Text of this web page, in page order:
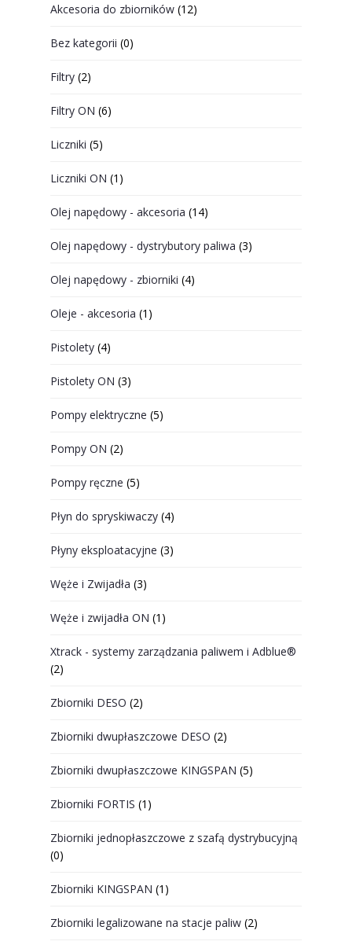
Akcesoria do zbiorników (12)
Bez kategorii (0)
Filtry (2)
Filtry ON (6)
Liczniki (5)
Liczniki ON (1)
Olej napędowy - akcesoria (14)
Olej napędowy - dystrybutory paliwa (3)
Olej napędowy - zbiorniki (4)
Oleje - akcesoria (1)
Pistolety (4)
Pistolety ON (3)
Pompy elektryczne (5)
Pompy ON (2)
Pompy ręczne (5)
Płyn do spryskiwaczy (4)
Płyny eksploatacyjne (3)
Węże i Zwijadła (3)
Węże i zwijadła ON (1)
Xtrack - systemy zarządzania paliwem i Adblue®
(2)
Zbiorniki DESO (2)
Zbiorniki dwupłaszczowe DESO (2)
Zbiorniki dwupłaszczowe KINGSPAN (5)
Zbiorniki FORTIS (1)
Zbiorniki jednopłaszczowe z szafą dystrybucyjną
(0)
Zbiorniki KINGSPAN (1)
Zbiorniki legalizowane na stacje paliw (2)